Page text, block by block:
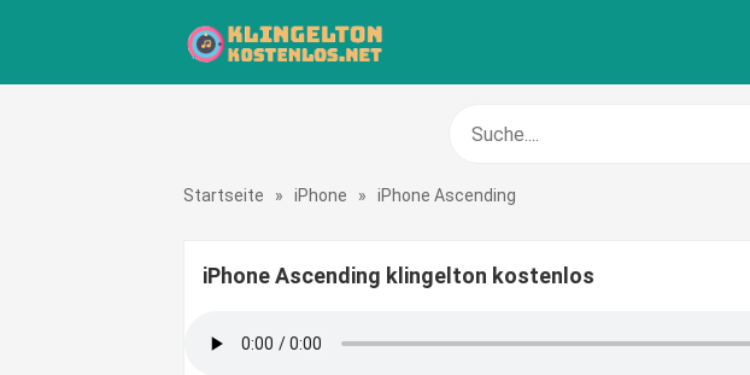
Startseite » iPhone » iPhone Ascending
iPhone Ascending klingelton kostenlos